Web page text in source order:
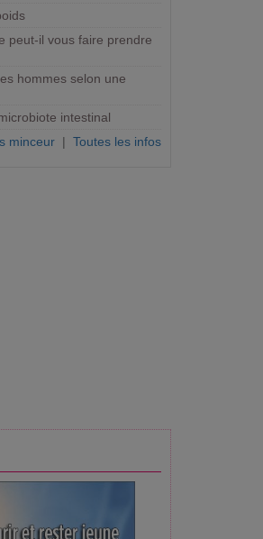
une première en 7 mois
peut-il vous faire prendre
hommes selon une
intestinal
minceur | Toutes les infos